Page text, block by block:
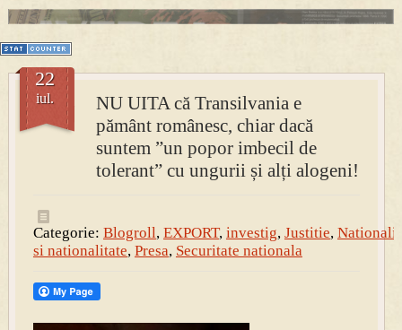
NU UITA că Transilvania e
pământ românesc, chiar dacă
suntem ”un popor imbecil de
tolerant” cu ungurii și alți alogeni!
22
iul.
Categorie: Blogroll, EXPORT, investig, Justitie,
si nationalitate, Presa, Securitate nationala